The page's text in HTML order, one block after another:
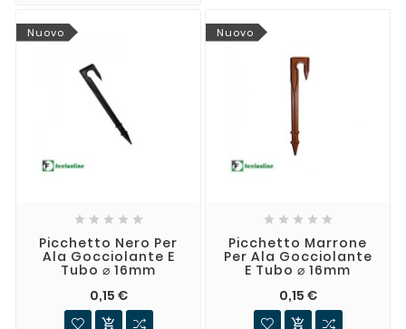
Nuovo
    
Picchetto Nero Per
Ala Gocciolante E
Tubo ⌀ 16mm
0,15 €

Nuovo
    
Picchetto Marrone
Per Ala Gocciolante
E Tubo ⌀ 16mm
0,15 €
